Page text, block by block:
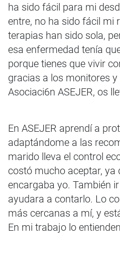
ha sido fácil para mi
entre, no ha sido fácil mi
terapias han sido sola,
esa enfermedad tenía
porque tienes que vivir
gracias a los monitores y
Asociaci6n ASEJER, os
En ASEJER aprendí a
adaptándome a las
marido lleva el control
costó mucho aceptar, ya
encargaba yo. También
ayudara a contarlo. Lo
más cercanas a mí, y
En mi trabajo lo